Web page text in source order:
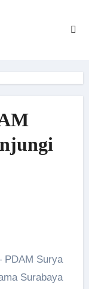
Surya
Surabaya